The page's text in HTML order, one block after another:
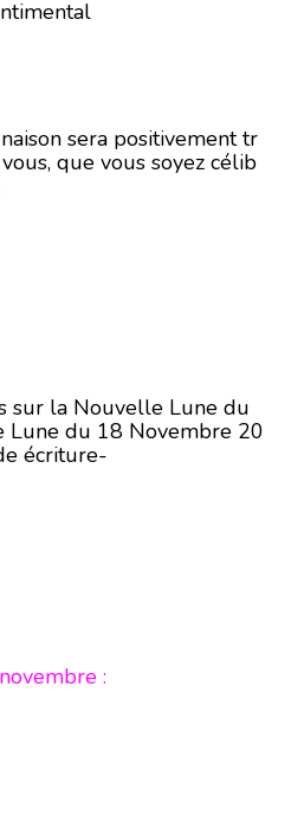
sera positivement tr
que vous soyez célib
sur la Nouvelle Lune du
Lune du 18 Novembre 20
écriture-
: